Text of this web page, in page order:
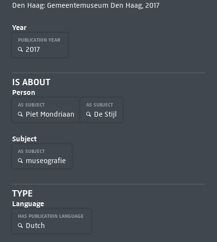
Den Haag: Gemeentemuseum Den Haag, 2017
Year
PUBLICATION YEAR
2017
IS ABOUT
Person
AS SUBJECT
Piet Mondriaan
AS SUBJECT
De Stijl
Subject
AS SUBJECT
museografie
TYPE
Language
HAS PUBLICATION LANGUAGE
Dutch